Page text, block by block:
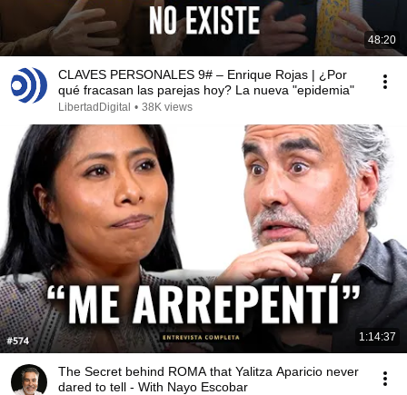
48:20
CLAVES PERSONALES 9# – Enrique Rojas | ¿Por
qué fracasan las parejas hoy? La nueva "epidemia"
LibertadDigital • 38K views
1:14:37
The Secret behind ROMA that Yalitza Aparicio never
dared to tell - With Nayo Escobar